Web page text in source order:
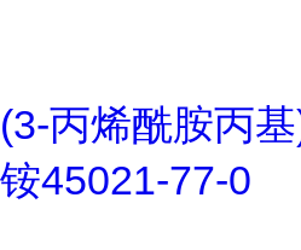
(3-丙烯酰胺丙
铵45021-77-0